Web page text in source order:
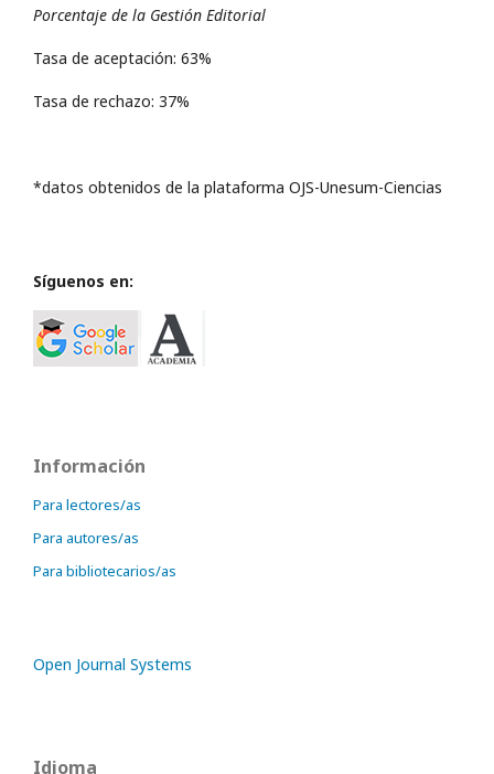
Porcentaje de la Gestión Editorial
Tasa de aceptación: 63%
Tasa de rechazo: 37%
*datos obtenidos de la plataforma OJS-Unesum-Ciencias
Síguenos en:
Información
Para lectores/as
Para autores/as
Para bibliotecarios/as
Open Journal Systems
Idioma